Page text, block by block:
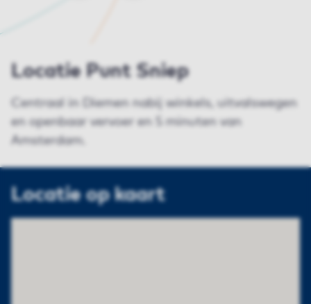
Locatie Punt Sniep
Centraal in Diemen nabij winkels, uitvalswegen
en openbaar vervoer en 5 minuten van
Amsterdam.
Locatie op kaart